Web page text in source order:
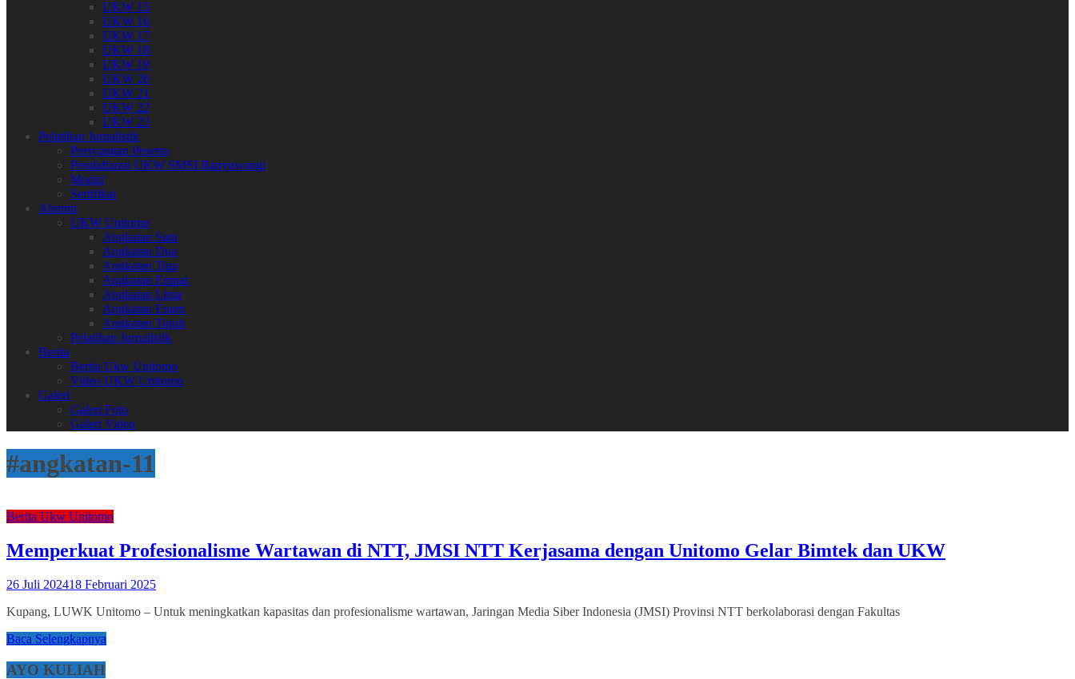
UKW 15
UKW 16
UKW 17
UKW 18
UKW 19
UKW 20
UKW 21
UKW 22
UKW 23
Pelatihan Jurnalistik
Persyaratan Peserta
Pendaftaran UKW SMSI Banyuwangi
Modul
Sertifikat
Alumni
UKW Unitomo
Angkatan Satu
Angkatan Dua
Angkatan Tiga
Angkatan Empat
Angkatan Lima
Angkatan Enam
Angkatan Tujuh
Pelatihan Jurnalistik
Berita
Berita Ukw Unitomo
Video UKW Unitomo
Galeri
Galeri Foto
Galeri Video
#angkatan-11
Berita Ukw Unitomo
Memperkuat Profesionalisme Wartawan di NTT, JMSI NTT Kerjasama dengan Unitomo Gelar Bimtek dan UKW
26 Juli 202418 Februari 2025
Kupang, LUWK Unitomo – Untuk meningkatkan kapasitas dan profesionalisme wartawan, Jaringan Media Siber Indonesia (JMSI) Provinsi NTT berkolaborasi dengan Fakultas
Baca Selengkapnya
AYO KULIAH